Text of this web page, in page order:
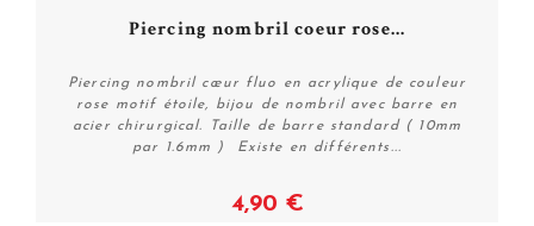
Voir
Piercing nombril coeur rose...
Piercing nombril cœur fluo en acrylique de couleur
rose motif étoile, bijou de nombril avec barre en
acier chirurgical. Taille de barre standard ( 10mm
par 1.6mm ) Existe en différents...
4,90 €